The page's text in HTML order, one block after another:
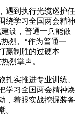
遇到执行光缆巡护任
绕学习全国两会精神
设，普通一兵能做
烈。“作为普通一
赢制胜的过硬本
烈掌声。
扎实推进专业训练、
学习全国两会精神焕
，着眼实战挖掘装备
。